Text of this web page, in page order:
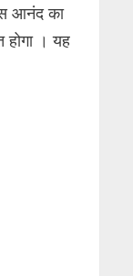
आनंद का
होगा । यह